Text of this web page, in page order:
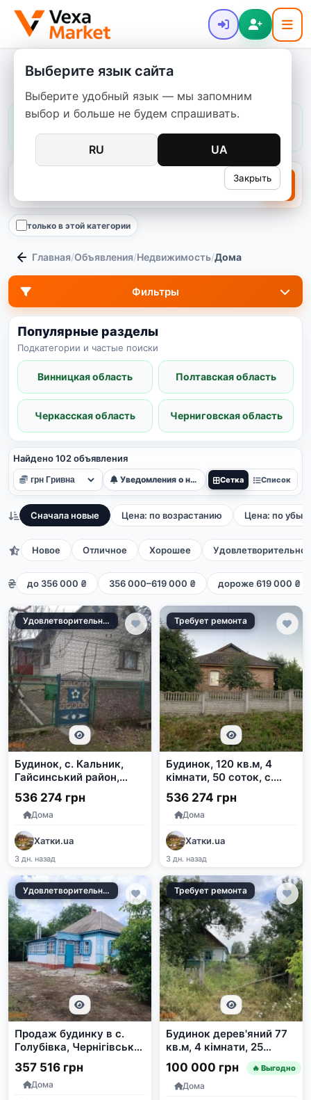
Выберите язык сайта
Выберите удобный язык — мы запомним
выбор и больше не будем спрашивать.
RU UA
Закрыть
Цены в этой категории:обычно134 531–619 346 ₴
медиана356 103 ₴102предложений
только в этой категории
Главная/Объявления/Недвижимость/Дома
Фильтры
Популярные разделы
Подкатегории и частые поиски
Винницкая область Полтавская область
Черкасская область Черниговская область
Найдено 102 объявления
Уведомления о новых Сетка Список
Сначала новые Цена: по возрастанию Цена: по
Новое Отличное Хорошее Удовлетворительное
до 356 000 ₴ 356 000–619 000 ₴ дороже 619 000 ₴
Удовлетворительное
Будинок, с. Кальник,
Гайсинський район,
Вінницька область
536 274 грн
Дома
Хатки.ua
3 дн. назад
Требует ремонта
Будинок, 120 кв.м, 4
кімнати, 50 соток, с.
Оляниця
536 274 грн
Дома
Хатки.ua
3 дн. назад
Удовлетворительное
Продаж будинку в с.
Голубівка, Чернігівська
область
357 516 грн
Дома
Требует ремонта
Будинок дерев'яний 77
кв.м, 4 кімнати, 25
соток землі в с.
Кашперівка
100 000 грн 🔥 Выгодно
Дома